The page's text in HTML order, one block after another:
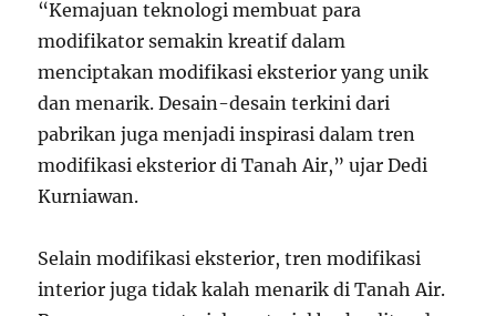
“Kemajuan teknologi membuat para
modifikator semakin kreatif dalam
menciptakan modifikasi eksterior yang unik
dan menarik. Desain-desain terkini dari
pabrikan juga menjadi inspirasi dalam tren
modifikasi eksterior di Tanah Air,” ujar Dedi
Kurniawan.
Selain modifikasi eksterior, tren modifikasi
interior juga tidak kalah menarik di Tanah Air.